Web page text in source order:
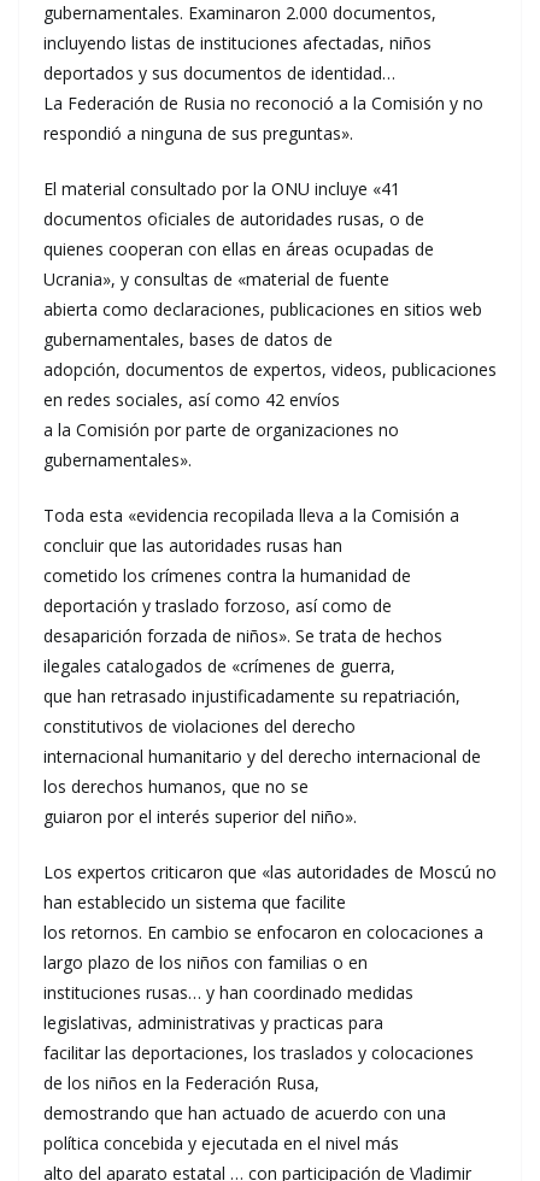
gubernamentales. Examinaron 2.000 documentos,
incluyendo listas de instituciones afectadas, niños
deportados y sus documentos de identidad…
La Federación de Rusia no reconoció a la Comisión y no
respondió a ninguna de sus preguntas».
El material consultado por la ONU incluye «41
documentos oficiales de autoridades rusas, o de
quienes cooperan con ellas en áreas ocupadas de
Ucrania», y consultas de «material de fuente
abierta como declaraciones, publicaciones en sitios web
gubernamentales, bases de datos de
adopción, documentos de expertos, videos, publicaciones
en redes sociales, así como 42 envíos
a la Comisión por parte de organizaciones no
gubernamentales».
Toda esta «evidencia recopilada lleva a la Comisión a
concluir que las autoridades rusas han
cometido los crímenes contra la humanidad de
deportación y traslado forzoso, así como de
desaparición forzada de niños». Se trata de hechos
ilegales catalogados de «crímenes de guerra,
que han retrasado injustificadamente su repatriación,
constitutivos de violaciones del derecho
internacional humanitario y del derecho internacional de
los derechos humanos, que no se
guiaron por el interés superior del niño».
Los expertos criticaron que «las autoridades de Moscú no
han establecido un sistema que facilite
los retornos. En cambio se enfocaron en colocaciones a
largo plazo de los niños con familias o en
instituciones rusas… y han coordinado medidas
legislativas, administrativas y practicas para
facilitar las deportaciones, los traslados y colocaciones
de los niños en la Federación Rusa,
demostrando que han actuado de acuerdo con una
política concebida y ejecutada en el nivel más
alto del aparato estatal … con participación de Vladimir